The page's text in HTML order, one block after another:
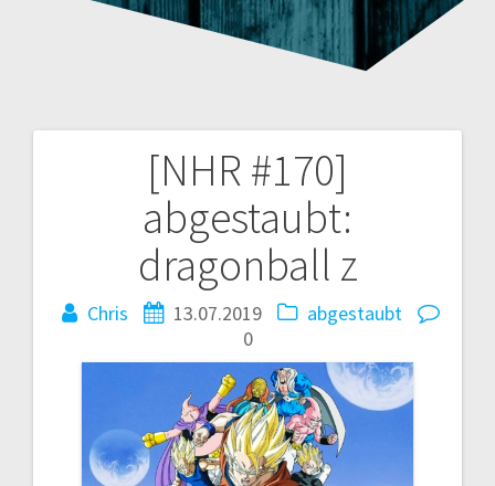
[NHR #170]
abgestaubt:
dragonball z
Chris 13.07.2019
abgestaubt
0
Beitragsnavigation